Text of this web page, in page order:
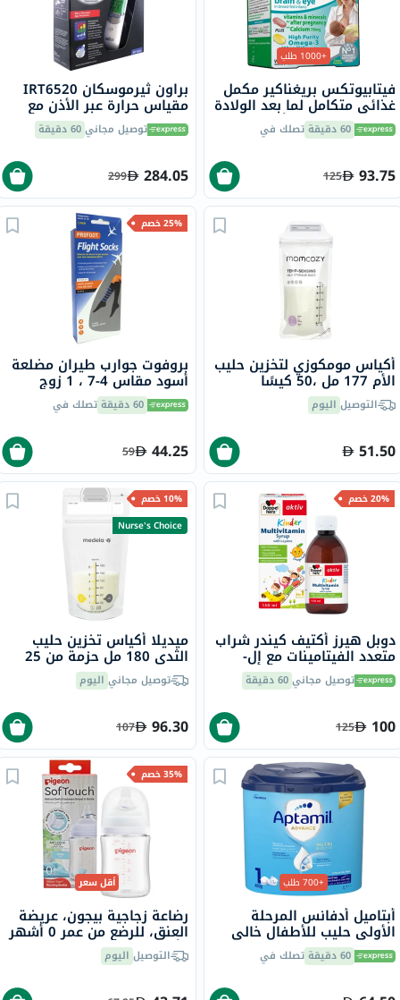
+1000 طلب
فيتابيوتكس بريغناكير مكمل
غذائي متكامل لما بعد الولادة
حزمة مزدوجة من أقراص
الفيتامينات والمعادن لما بعد
أوميغا 3
60 دقيقة تصلك في
93.75
125
براون ثيرموسكان IRT6520
مقياس حرارة عبر الأذن مع
ميزة التحديد الدقيق للعمر
توصيل مجاني60 دقيقة
284.05
299
أكياس مومكوزي لتخزين حليب
الأم 177 مل ،50 كيسًا
التوصيل اليوم
51.50
25% خصم
بروفوت جوارب طيران مضلعة
أسود مقاس 4-7 ، 1 زوج
P72112 / 1
60 دقيقة تصلك في
44.25
59
20% خصم
دوبل هيرز أكتيف كيندر شراب
متعدد الفيتامينات مع إل-
ليسين 150 ملتوصيل مجاني60 دقيقة
100
125
10% خصم
Nurse's Choice
ميديلا أكياس تخزين حليب
الثدي 180 مل حزمة من 25
كيسًاتوصيل مجاني اليوم
96.30
107
+700 طلب
أبتاميل أدفانس المرحلة
الأولى حليب للأطفال خالي
من زيت النخيل، من 0 إلى 6
أشهر، 400 جرام60 دقيقة تصلك في
35% خصم
أقل سعر
رضاعة زجاجية بيجون، عريضة
العنق، للرضع من عمر 0 أشهر
فأكثر، 160 مل
التوصيل اليوم